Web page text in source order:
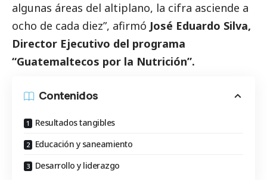
algunas áreas del altiplano, la cifra asciende a
ocho de cada diez”, afirmó José Eduardo Silva,
Director Ejecutivo del programa
“Guatemaltecos por la Nutrición”.
Contenidos
Resultados tangibles
Educación y saneamiento
Desarrollo y liderazgo